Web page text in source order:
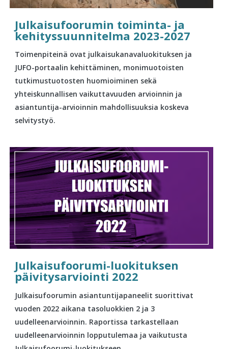
Julkaisufoorumin toiminta- ja
kehityssuunnitelma 2023-2027
Toimenpiteinä ovat julkaisukanavaluokituksen ja
JUFO-portaalin kehittäminen, monimuotoisten
tutkimustuotosten huomioiminen sekä
yhteiskunnallisen vaikuttavuuden arvioinnin ja
asiantuntija-arvioinnin mahdollisuuksia koskeva
selvitystyö.
Julkaisufoorumi-luokituksen
päivitysarviointi 2022
Julkaisufoorumin asiantuntijapaneelit suorittivat
vuoden 2022 aikana tasoluokkien 2 ja 3
uudelleenarvioinnin. Raportissa tarkastellaan
uudelleenarvioinnin lopputulemaa ja vaikutusta